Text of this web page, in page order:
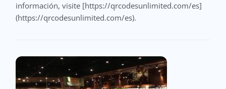
información, visite [https://qrcodesunlimited.com/es]
(https://qrcodesunlimited.com/es).